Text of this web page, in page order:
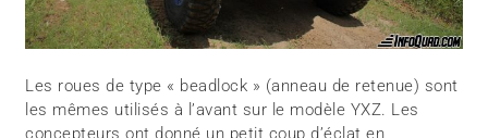
Les roues de type « beadlock » (anneau de retenue) sont
les mêmes utilisés à l’avant sur le modèle YXZ. Les
concepteurs ont donné un petit coup d’éclat en